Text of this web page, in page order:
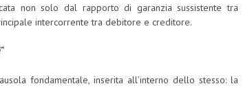
non solo dal rapporto di garanzia sussistente tra
intercorrente tra debitore e creditore.
“
fondamentale, inserita all’interno dello stesso: la